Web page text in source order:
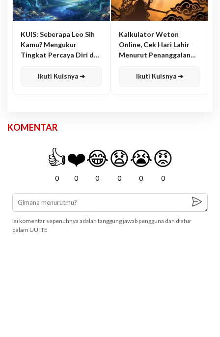
KUIS: Seberapa Leo Sih
Kamu? Mengukur
Tingkat Percaya Diri dan
Ikuti Kuisnya ➔
Kalkulator Weton
Online, Cek Hari Lahir
Menurut Penanggalan
Ikuti Kuisnya ➔
KOMENTAR
👍
0
❤️
0
😂
0
😧
0
😭
0
😡
0
Isi komentar sepenuhnya adalah tanggung jawab pengguna dan diatur
dalam UU ITE